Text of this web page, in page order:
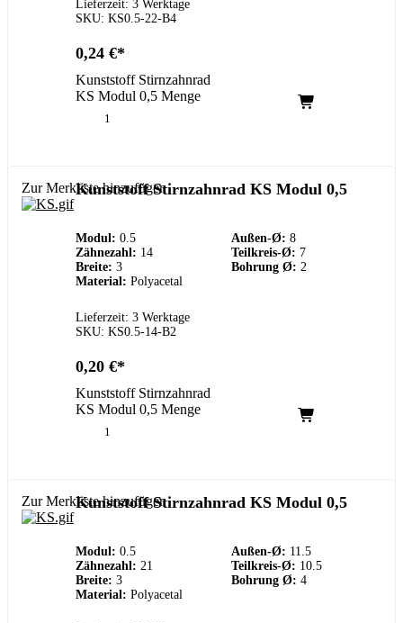
Lieferzeit: 3 Werktage
SKU: KS0.5-22-B4
0,24 €
Kunststoff Stirnzahnrad
KS Modul 0,5 Menge
Zur Merkliste hinzufügen
Kunststoff Stirnzahnrad KS Modul 0,5
Modul: 0.5 Außen-Ø: 8
Zähnezahl: 14 Teilkreis-Ø: 7
Breite: 3 Bohrung Ø: 2
Material: Polyacetal
Lieferzeit: 3 Werktage
SKU: KS0.5-14-B2
0,20 €
Kunststoff Stirnzahnrad
KS Modul 0,5 Menge
Zur Merkliste hinzufügen
Kunststoff Stirnzahnrad KS Modul 0,5
Modul: 0.5 Außen-Ø: 11.5
Zähnezahl: 21 Teilkreis-Ø: 10.5
Breite: 3 Bohrung Ø: 4
Material: Polyacetal